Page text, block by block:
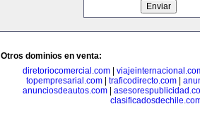
Otros dominios en venta:
diretoriocomercial.com
topempresarial.com
traficodirecto.com
anunciosdeautos.com|